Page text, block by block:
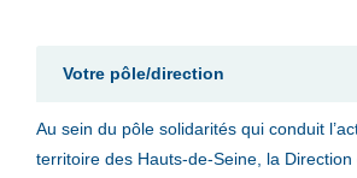
Votre pôle/direction
Au sein du pôle solidarités qui conduit
territoire des Hauts-de-Seine, la